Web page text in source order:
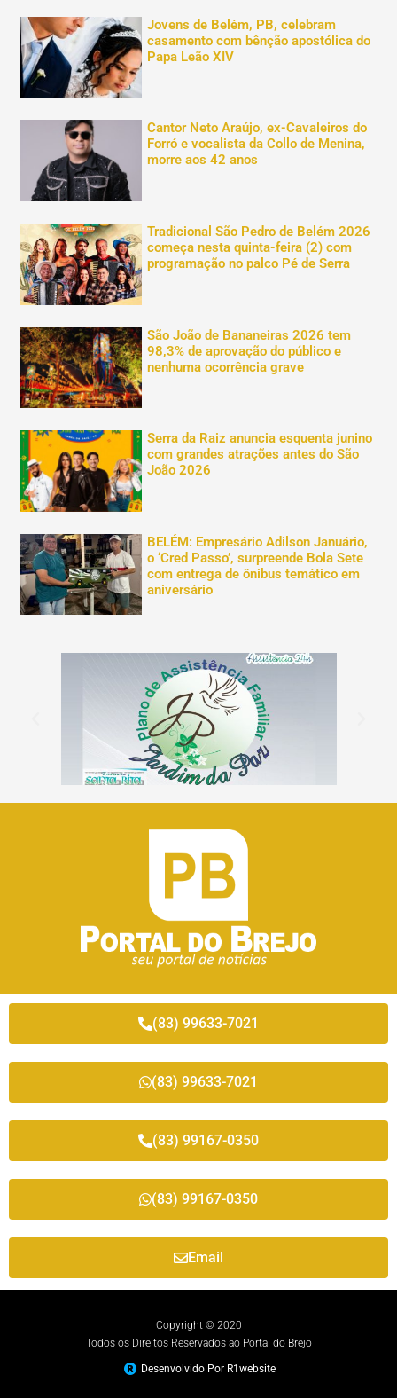
Jovens de Belém, PB, celebram
casamento com bênção apostólica do
Papa Leão XIV
Cantor Neto Araújo, ex-Cavaleiros do
Forró e vocalista da Collo de Menina,
morre aos 42 anos
Tradicional São Pedro de Belém 2026
começa nesta quinta-feira (2) com
programação no palco Pé de Serra
São João de Bananeiras 2026 tem
98,3% de aprovação do público e
nenhuma ocorrência grave
Serra da Raiz anuncia esquenta junino
com grandes atrações antes do São
João 2026
BELÉM: Empresário Adilson Januário,
o ‘Cred Passo’, surpreende Bola Sete
com entrega de ônibus temático em
aniversário
(83) 99633-7021
(83) 99633-7021
(83) 99167-0350
(83) 99167-0350
Email
Copyright © 2020
Todos os Direitos Reservados ao Portal do Brejo
Desenvolvido Por R1website